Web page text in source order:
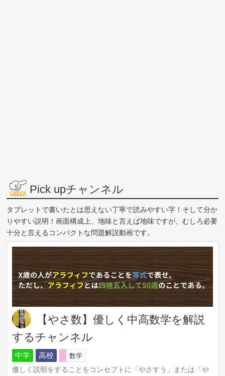
Pick upチャンネル
タブレットで書いたとは思えない丁寧で読みやすい字！そして分か
りやすい説明！画面構成上、地味と言えば地味ですが、むしろ必要
十分と言えるコンパクトな問題解説動画です。
【やさ数】優しく中高数学を解説
するチャンネル
中学 高校
数学
優しく説明をすることをコンセプトに「やさすう」または「や